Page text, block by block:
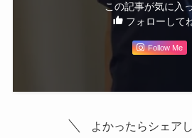
この記事が気に入
フォローして
Follow Me
よかったらシェア